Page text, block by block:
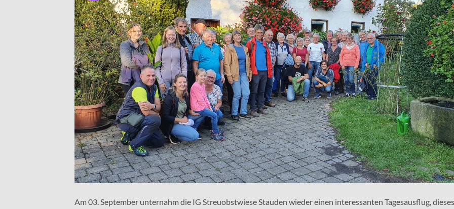
Am 03. September unternahm die IG Streuobstwiese Stauden wieder einen interessanten Tagesausflug, dieses